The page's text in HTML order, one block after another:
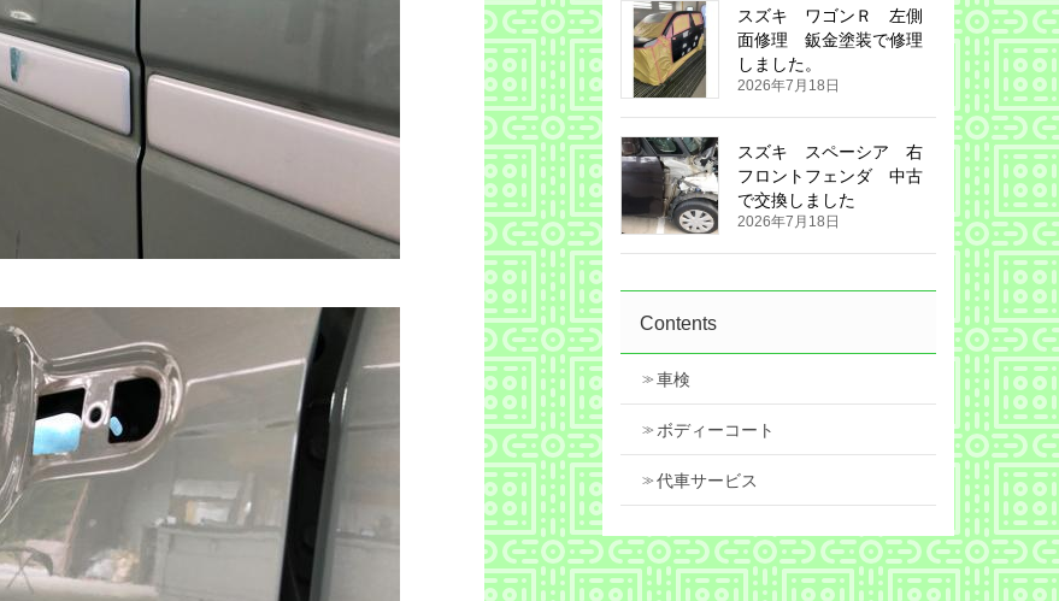
スズキ ワゴンＲ 左側
面修理 鈑金塗装で修理
しました。
2026年7月18日
スズキ スペーシア 右
フロントフェンダ 中古
で交換しました
2026年7月18日
Contents
車検
ボディーコート
代車サービス